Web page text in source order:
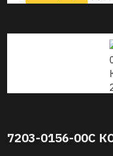
7203-0156-00C